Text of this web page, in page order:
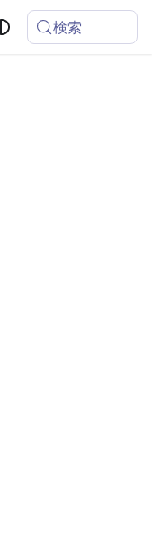
検索